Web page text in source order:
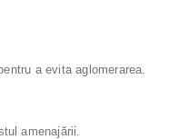
a evita aglomerarea.
amenajării.